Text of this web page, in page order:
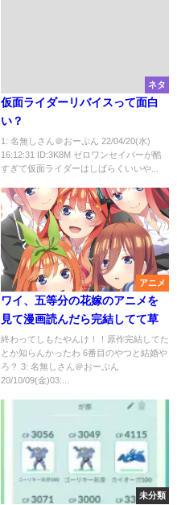
ネタ
仮面ライダーリバイスって面白
い？
1: 名無しさん＠おーぷん 22/04/20(水)
16:12:31 ID:3K8M ゼロワンセイバーが酷
すぎて仮面ライダーはしばらくいいや...
アニメ
ワイ、五等分の花嫁のアニメを
見て漫画読んだら完結してて草
終わってしもたやんけ！！原作完結してた
とか知らんかったわ 6番目のやつと結婚や
ろ？ 3: 名無しさん＠おーぷん
20/10/09(金)03:...
未分類